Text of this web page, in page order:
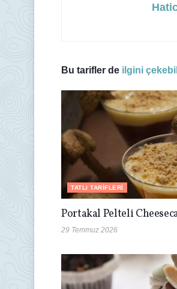
Bu tarifler de ilgini
TATLI TARIFLERI
Portakal Pelteli
29 Temmuz 2026